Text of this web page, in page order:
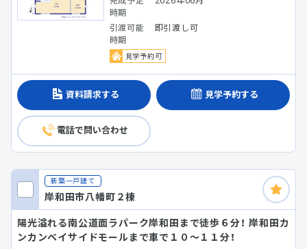
時期
引渡可能
時期
即引渡し可
見学予約可
資料請求する 見学予約する
電話で問い合わせ
新築一戸建て
岸和田市八幡町２棟
陽光溢れる南公道面ラパーク岸和田まで徒歩６分！ 岸和田カ
ンカンベイサイドモールまで車で１０～１１分！